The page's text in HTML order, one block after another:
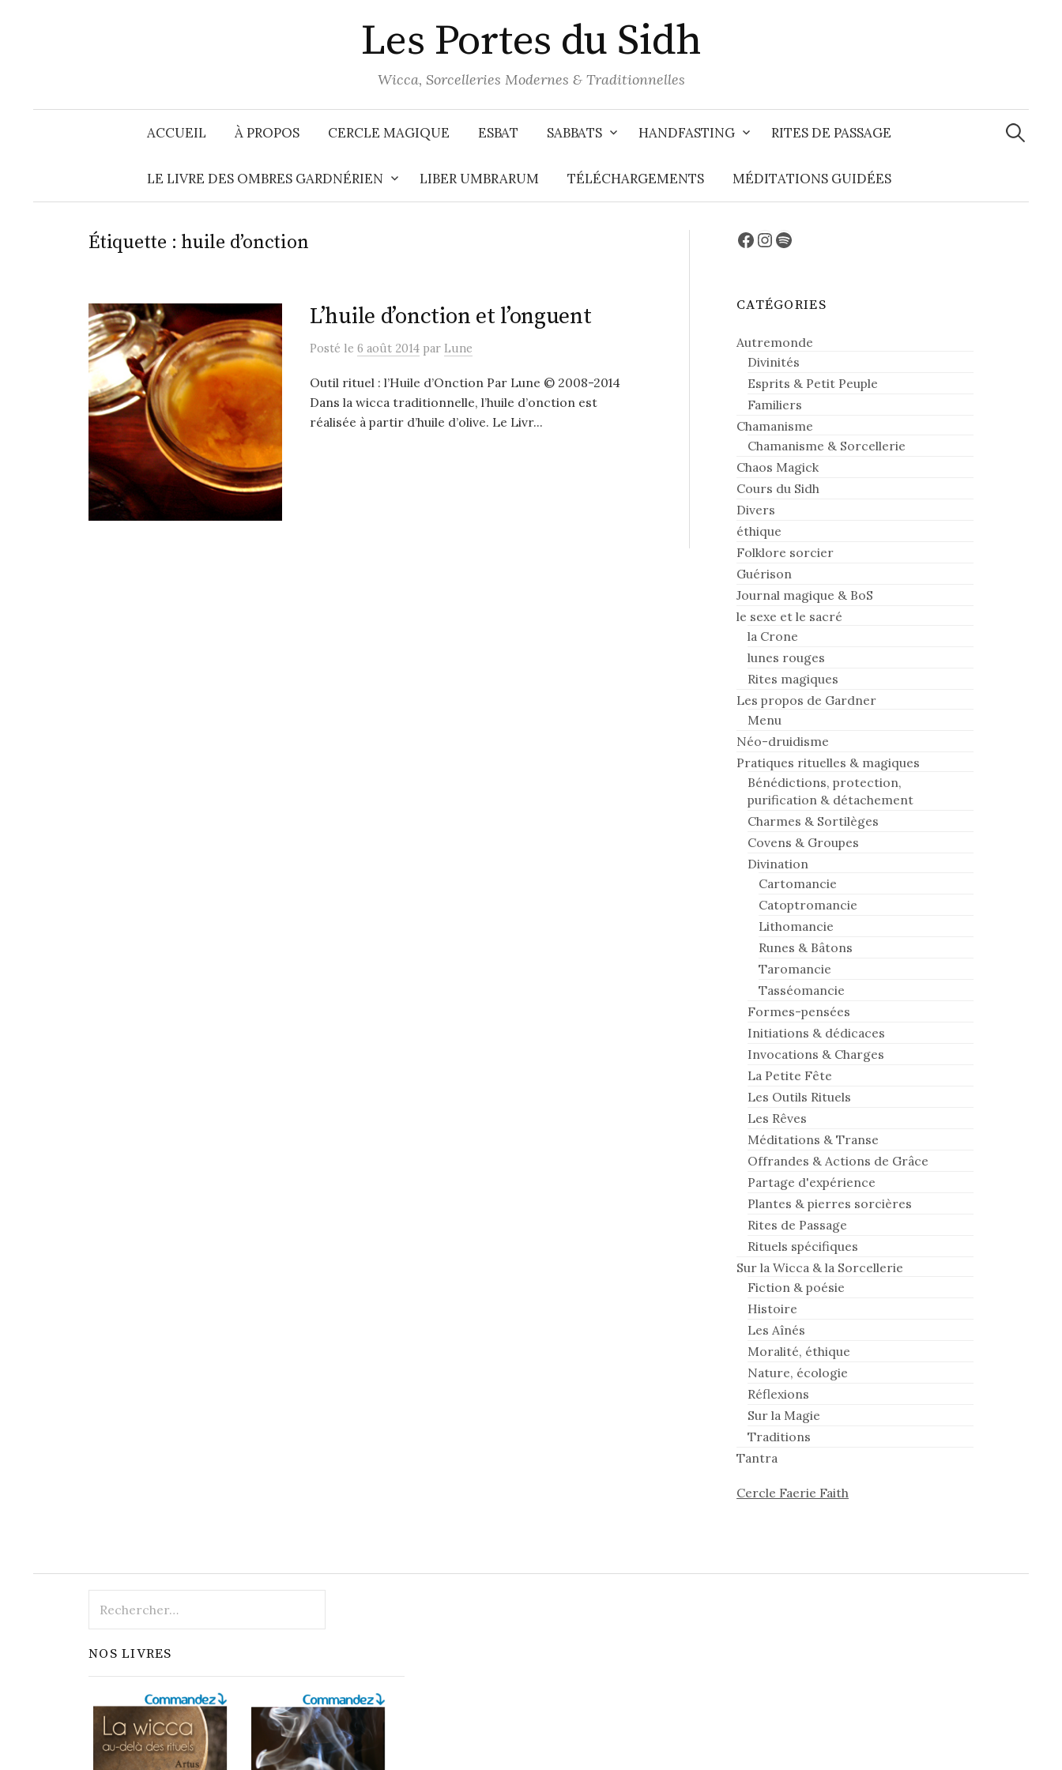
Les Portes du Sidh
Wicca, Sorcelleries Modernes & Traditionnelles
ACCUEIL À PROPOS CERCLE MAGIQUE ESBAT SABBATS HANDFASTING RITES DE PASSAGE
LE LIVRE DES OMBRES GARDNÉRIEN LIBER UMBRARUM TÉLÉCHARGEMENTS MÉDITATIONS GUIDÉES
Étiquette : huile d’onction
L’huile d’onction et l’onguent
Posté le 6 août 2014 par Lune
Outil rituel : l’Huile d’Onction Par Lune © 2008-2014
Dans la wicca traditionnelle, l’huile d’onction est
réalisée à partir d’huile d’olive. Le Livr...
Facebook
Instagram
Spotify
CATÉGORIES
Autremonde
Divinités
Esprits & Petit Peuple
Familiers
Chamanisme
Chamanisme & Sorcellerie
Chaos Magick
Cours du Sidh
Divers
éthique
Folklore sorcier
Guérison
Journal magique & BoS
le sexe et le sacré
la Crone
lunes rouges
Rites magiques
Les propos de Gardner
Menu
Néo-druidisme
Pratiques rituelles & magiques
Bénédictions, protection,
purification & détachement
Charmes & Sortilèges
Covens & Groupes
Divination
Cartomancie
Catoptromancie
Lithomancie
Runes & Bâtons
Taromancie
Tasséomancie
Formes-pensées
Initiations & dédicaces
Invocations & Charges
La Petite Fête
Les Outils Rituels
Les Rêves
Méditations & Transe
Offrandes & Actions de Grâce
Partage d'expérience
Plantes & pierres sorcières
Rites de Passage
Rituels spécifiques
Sur la Wicca & la Sorcellerie
Fiction & poésie
Histoire
Les Aînés
Moralité, éthique
Nature, écologie
Réflexions
Sur la Magie
Traditions
Tantra
Cercle Faerie Faith
NOS LIVRES